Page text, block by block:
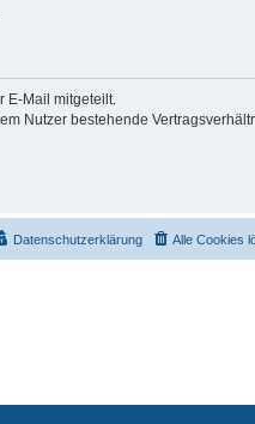
E-Mail mitgeteilt.
Nutzer bestehende
Alle Cookies
Datenschutzerklärung